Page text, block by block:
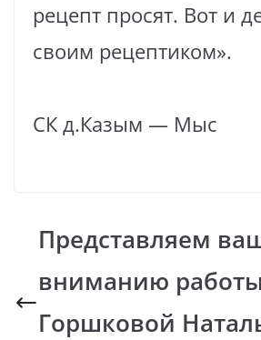
рецепт просят. Вот и
своим рецептиком».
СК д.Казым — Мыс
Представляем
вниманию работы
Горшковой